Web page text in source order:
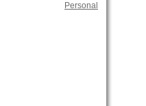
Personal